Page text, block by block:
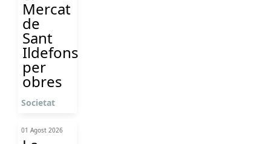
Mercat
de
Sant
Ildefons
per
obres
Societat
01 Agost 2026